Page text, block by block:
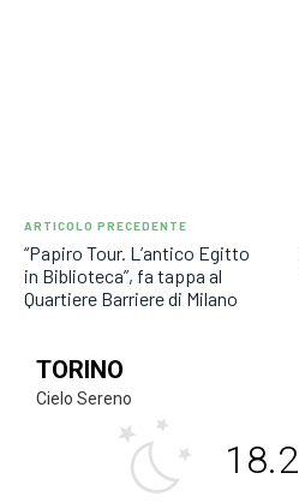
ARTICOLO PRECEDENTE
“Papiro Tour. L’antico Egitto
in Biblioteca”, fa tappa al
Quartiere Barriere di Milano
TORINO
Cielo Sereno
18.2